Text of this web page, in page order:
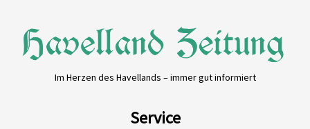
Im Herzen des Havellands – immer gut informiert
Service